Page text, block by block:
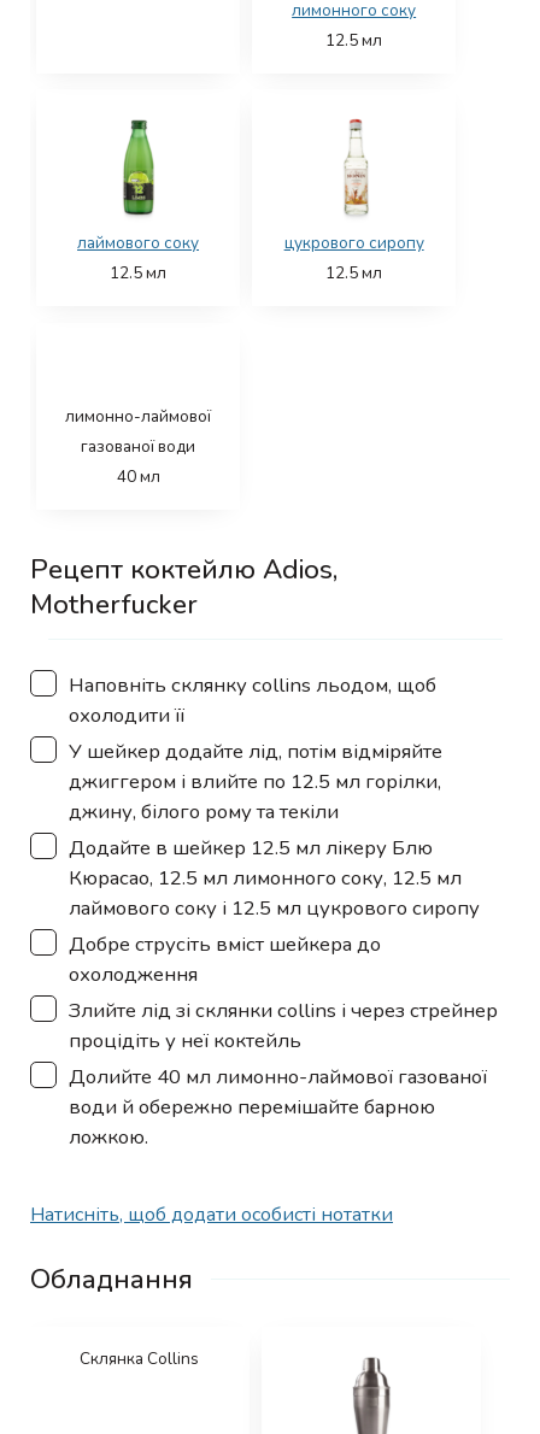
лимонного соку
12.5мл
лаймового соку
12.5мл
цукрового сиропу
12.5мл
лимонно-лаймової
газованої води
40мл
Рецепт коктейлю Adios,
Motherfucker
▢
Наповніть склянку collins льодом, щоб
охолодити її
▢
У шейкер додайте лід, потім відміряйте
джиггером і влийте по 12.5 мл горілки,
джину, білого рому та текіли
▢
Додайте в шейкер 12.5 мл лікеру Блю
Кюрасао, 12.5 мл лимонного соку, 12.5 мл
лаймового соку і 12.5 мл цукрового сиропу
▢
Добре струсіть вміст шейкера до
охолодження
▢
Злийте лід зі склянки collins і через стрейнер
процідіть у неї коктейль
▢
Долийте 40 мл лимонно-лаймової газованої
води й обережно перемішайте барною
ложкою.
Натисніть, щоб додати особисті нотатки
Обладнання
Склянка Collins